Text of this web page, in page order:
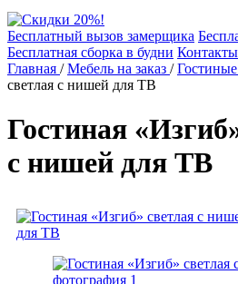
Бесплатный вызов замерщика
Бесплатная сборка в будни Контакты
Главная /Мебель на заказ /Гостиные
светлая с нишей для ТВ
Гостиная
с нишей для ТВ